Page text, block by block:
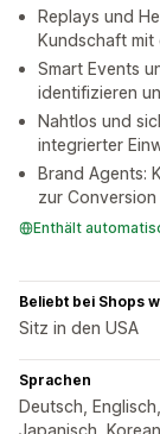
Replays und
Kundschaft mit
Smart Events
identifizieren
Nahtlos und
integrierter
Brand Agents:
zur Conversion
Enthält
Beliebt bei Shops
Sitz in den USA
Sprachen
Deutsch,